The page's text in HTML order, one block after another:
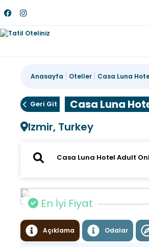
Anasayfa Oteller Casa Luna
Geri Git
Casa Luna
Izmir, Turkey
En İyi Fiyat
Açıklama Odalar